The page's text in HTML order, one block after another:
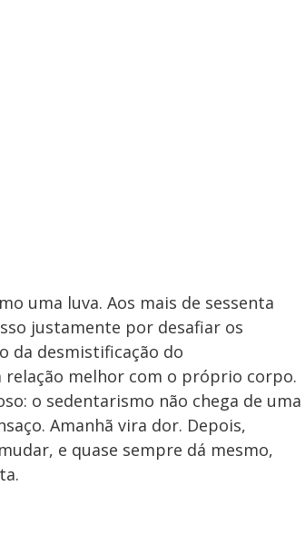
uma luva. Aos mais de sessenta
justamente por desafiar os
da desmistificação do
melhor com o próprio corpo.
o sedentarismo não chega de uma
Amanhã vira dor. Depois,
e quase sempre dá mesmo,